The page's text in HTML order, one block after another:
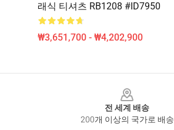
래식 티셔츠 RB1208 #ID7950
₩3,651,700 - ₩4,202,900
전 세계 배송
200개 이상의 국가로 배송